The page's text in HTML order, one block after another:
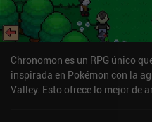
Chronomon es un RPG único
inspirada en Pokémon con la
Valley. Esto ofrece lo mejor de